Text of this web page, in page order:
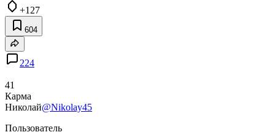
+127
604
224
41
Карма
Николай@Nikolay45
Пользователь